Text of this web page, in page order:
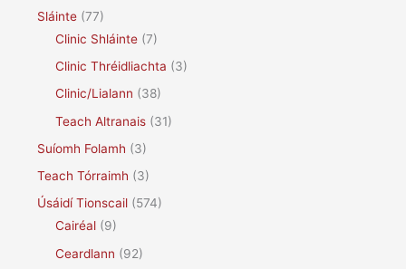
Sláinte (77)
Clinic Shláinte (7)
Clinic Thréidliachta (3)
Clinic/Lialann (38)
Teach Altranais (31)
Suíomh Folamh (3)
Teach Tórraimh (3)
Úsáidí Tionscail (574)
Cairéal (9)
Ceardlann (92)